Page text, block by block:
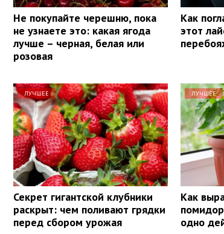
Не покупайте черешню, пока
не узнаете это: какая ягода
лучше – черная, белая или
розовая
Как
этот
ЛУЧШЕЕ
Секрет гигантской клубники
раскрыт: чем поливают грядки
перед сбором урожая
ЛУЧШЕЕ
Как
одно